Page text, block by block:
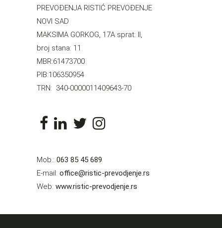
PREVOĐENJA RISTIĆ PREVOĐENJE
NOVI SAD
MAKSIMA GORKOG, 17A sprat: II,
broj stana: 11
MBR:61473700
PIB:106350954
TRN: 340-0000011409643-70
Mob.: 063 85 45 689
E-mail: office@ristic-prevodjenje.rs
Web: www.ristic-prevodjenje.rs